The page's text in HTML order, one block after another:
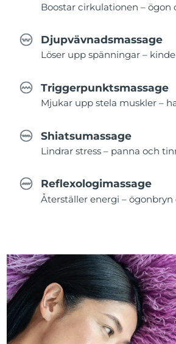
Boostar cirkulationen – ögon
Djupvävnadsmassage
Löser upp spänningar –
Triggerpunktsmassage
Mjukar upp stela muskler –
Shiatsumassage
Lindrar stress – panna och
Reflexologimassage
Återställer energi – ögonbryn